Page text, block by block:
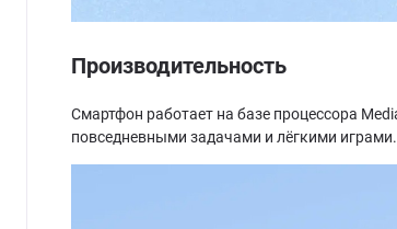
Производительность
Смартфон работает на базе процессора
повседневными задачами и лёгкими